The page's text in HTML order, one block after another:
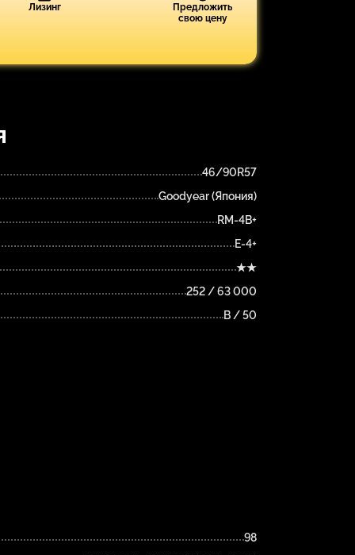
46/90R57
Goodyear (Япония)
RM-4B+
E-4+
★★
252 / 63 000
B / 50
Лизинг
Предложить
свою цену
98